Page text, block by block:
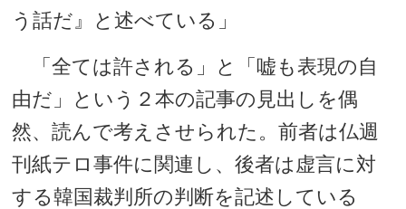
う話だ』と述べている」
「全ては許される」と「嘘も表現の自
由だ」という２本の記事の見出しを偶
然、読んで考えさせられた。前者は仏週
刊紙テロ事件に関連し、後者は虚言に対
する韓国裁判所の判断を記述している